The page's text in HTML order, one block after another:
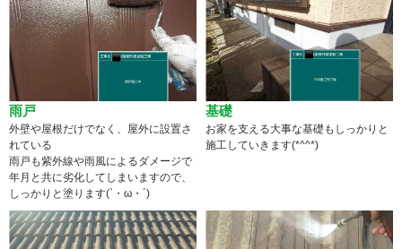
雨戸
外壁や屋根だけでなく、屋外に設置さ
れている
雨戸も紫外線や雨風によるダメージで
年月と共に劣化してしまいますので、
しっかりと塗ります(`・ω・´)
基礎
お家を支える大事な基礎もしっかりと
施工していきます(*^^*)